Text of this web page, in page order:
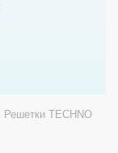
Решетки TECHNO